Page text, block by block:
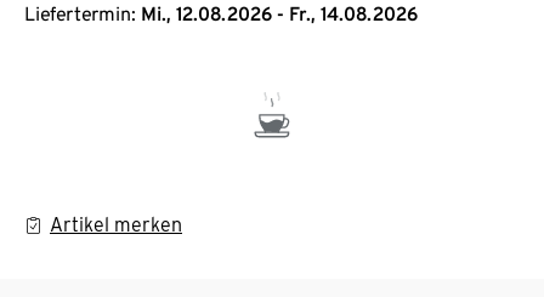
Liefertermin: Mi., 12.08.2026 - Fr., 14.08.2026
Artikel merken